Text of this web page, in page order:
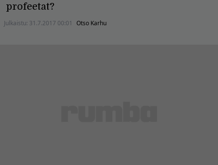
profeetat?
Julkaistu: 31.7.2017 00:01 Otso Karhu